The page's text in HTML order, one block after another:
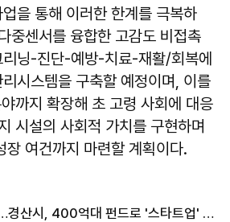
을 통해 이러한 한계를 극복하
중센서를 융합한 고감도 비접촉
닝-진단-예방-치료-재활/회복에
시스템을 구축할 예정이며, 이를
까지 확장해 초 고령 사회에 대응
시설의 사회적 가치를 구현하며
장 여건까지 마련할 계획이다.
"수도권 안 부럽다"…경산시, 400억대 펀드로 '스타트업' 정조준